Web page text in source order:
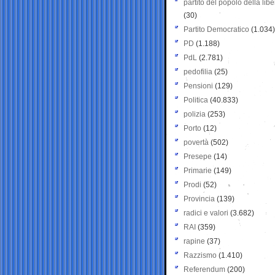
partito del popolo della
(30)
Partito Democratico (1.034)
PD (1.188)
PdL (2.781)
pedofilia (25)
Pensioni (129)
Politica (40.833)
polizia (253)
Porto (12)
povertà (502)
Presepe (14)
Primarie (149)
Prodi (52)
Provincia (139)
radici e valori (3.682)
RAI (359)
rapine (37)
Razzismo (1.410)
Referendum (200)